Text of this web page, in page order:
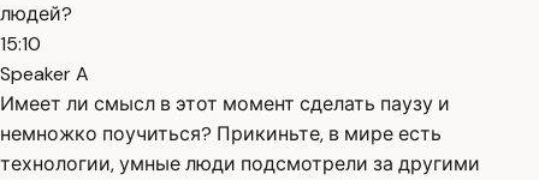
людей?
15:10
Speaker A
Имеет ли смысл в этот момент сделать паузу и
немножко поучиться? Прикиньте, в мире есть
технологии, умные люди подсмотрели за другими